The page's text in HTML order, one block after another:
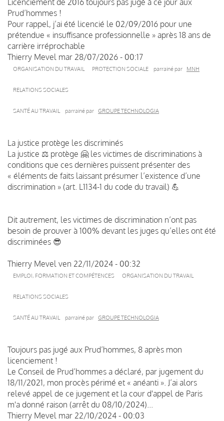
Prud’hommes !
Pour rappel, j’ai été licencié le 02/09/2016 pour une
prétendue « insuffisance professionnelle » après 18 ans de
carrière irréprochable
Thierry Mevel mar 28/07/2026 - 00:17
ORGANISATION DU TRAVAIL PROTECTION SOCIALE parrainé par MNH
RELATIONS SOCIALES
SANTÉ AU TRAVAIL parrainé par GROUPE TECHNOLOGIA
La justice protège les discriminés
La justice ⚖ protège 🤗 les victimes de discriminations à
conditions que ces dernières puissent présenter des
« éléments de faits laissant présumer l’existence d’une
discrimination » (art. L1134-1 du code du travail) 💪
Dit autrement, les victimes de discrimination n’ont pas
besoin de prouver à 100% devant les juges qu’elles ont été
discriminées 😎
Thierry Mevel ven 22/11/2024 - 00:32
EMPLOI, FORMATION ET COMPÉTENCES ORGANISATION DU TRAVAIL
RELATIONS SOCIALES
SANTÉ AU TRAVAIL parrainé par GROUPE TECHNOLOGIA
Toujours pas jugé aux Prud’hommes, 8 après mon
licenciement !
Le Conseil de Prud’hommes a déclaré, par jugement du
18/11/2021, mon procès périmé et « anéanti ». J’ai alors
relevé appel de ce jugement et la cour d'appel de Paris
m'a donné raison (arrêt du 08/10/2024)...
Thierry Mevel mar 22/10/2024 - 00:03